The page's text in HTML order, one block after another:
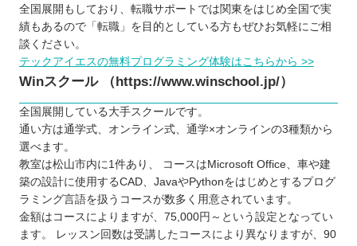
全国展開もしており、転職サポートでは関東をはじめ全国で実
績もあるので「転職」を目的としている方もぜひお気軽にご相
談ください。
テックアイエスの無料プログラミング体験はこちらから >>
Winスクール （https://www.winschool.jp/）
全国展開している大手スクールです。
通い方は通学式、オンライン式、通学×オンラインの3種類から
選べます。
教室は松山市内に1件あり、 コースはMicrosoft Office、車や建
築の設計に使用するCAD、JavaやPythonをはじめとするプログ
ラミング言語を扱うコースが数多く用意されています。
金額はコースによりますが、75,000円～という設定となってい
ます。 レッスン回数は受講したコースにより異なりますが、90